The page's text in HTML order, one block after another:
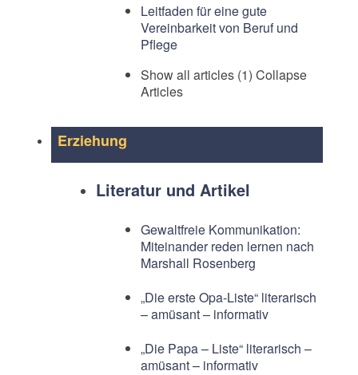
Leitfaden für eine gute
Vereinbarkeit von Beruf und
Pflege
Show all articles (1) Collapse
Articles
Erziehung
Literatur und Artikel
Gewaltfreie Kommunikation:
Miteinander reden lernen nach
Marshall Rosenberg
„Die erste Opa-Liste“ literarisch
– amüsant – informativ
„Die Papa – Liste“ literarisch –
amüsant – informativ